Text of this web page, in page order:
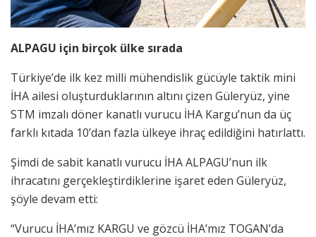
ALPAGU için birçok ülke sırada
Türkiye’de ilk kez milli mühendislik gücüyle taktik mini
İHA ailesi oluşturduklarının altını çizen Güleryüz, yine
STM imzalı döner kanatlı vurucu İHA Kargu’nun da üç
farklı kıtada 10’dan fazla ülkeye ihraç edildiğini hatırlattı.
Şimdi de sabit kanatlı vurucu İHA ALPAGU’nun ilk
ihracatını gerçekleştirdiklerine işaret eden Güleryüz,
şöyle devam etti:
“Vurucu İHA’mız KARGU ve gözcü İHA’mız TOGAN’da